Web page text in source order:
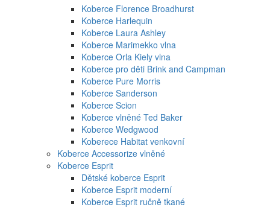
Koberce Florence Broadhurst
Koberce Harlequin
Koberce Laura Ashley
Koberce Marimekko vlna
Koberce Orla Kiely vlna
Koberce pro děti Brink and Campman
Koberce Pure Morris
Koberce Sanderson
Koberce Scion
Koberce vlněné Ted Baker
Koberce Wedgwood
Koberece Habitat venkovní
Koberce Accessorize vlněné
Koberce Esprit
Dětské koberce Esprit
Koberce Esprit moderní
Koberce Esprit ručně tkané